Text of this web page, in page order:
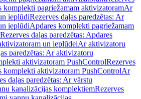
komplekti pagriežamam aktivizatoramAr
ieplūdiRezerves daļas paredzētas: Ar
ieplūdiApdares komplekti pagriežamam
Rezerves daļas paredzētas: Apdares
un ieplūdeiAr aktivizatoru
paredzētas: Ar aktivizatoru
aktivizatoram PushControlRezerves
komplekti aktivizatoram PushControlAr
daļas paredzētas: Ar vārstu
kanalizācijas komplektiemRezerves